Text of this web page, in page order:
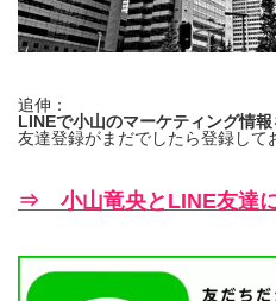
追伸：
LINEで小山のマーケティング情報
友達登録がまだでしたら登録して
⇒ 小山竜央とLINE友達